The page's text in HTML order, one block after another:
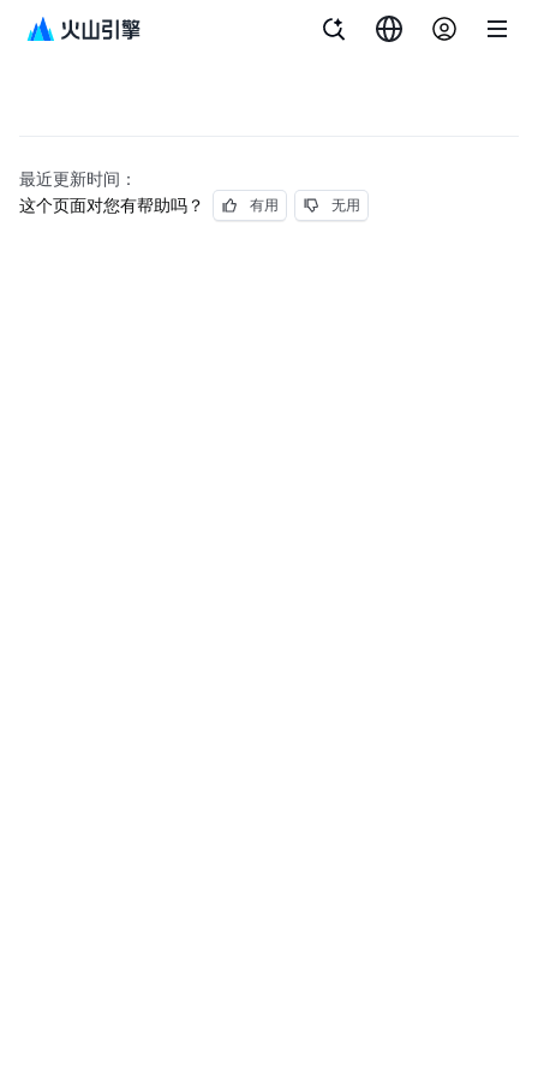
最近更新时间：
这个页面对您有帮助吗？
有用 无用